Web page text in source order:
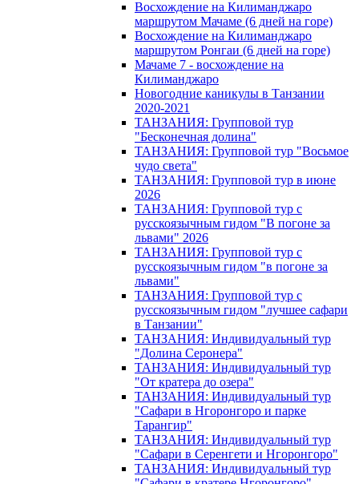
Восхождение на Килиманджаро
маршрутом Мачаме (6 дней на горе)
Восхождение на Килиманджаро
маршрутом Ронгаи (6 дней на горе)
Мачаме 7 - восхождение на
Килиманджаро
Новогодние каникулы в Танзании
2020-2021
ТАНЗАНИЯ: Групповой тур
"Бесконечная долина"
ТАНЗАНИЯ: Групповой тур "Восьмое
чудо света"
ТАНЗАНИЯ: Групповой тур в июне
2026
ТАНЗАНИЯ: Групповой тур с
русскоязычным гидом "В погоне за
львами" 2026
ТАНЗАНИЯ: Групповой тур с
русскоязычным гидом "в погоне за
львами"
ТАНЗАНИЯ: Групповой тур с
русскоязычным гидом "лучшее сафари
в Танзании"
ТАНЗАНИЯ: Индивидуальный тур
"Долина Серонера"
ТАНЗАНИЯ: Индивидуальный тур
"От кратера до озера"
ТАНЗАНИЯ: Индивидуальный тур
"Сафари в Нгоронгоро и парке
Тарангир"
ТАНЗАНИЯ: Индивидуальный тур
"Сафари в Серенгети и Нгоронгоро"
ТАНЗАНИЯ: Индивидуальный тур